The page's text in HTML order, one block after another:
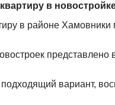
квартиру в
в районе
вариант,